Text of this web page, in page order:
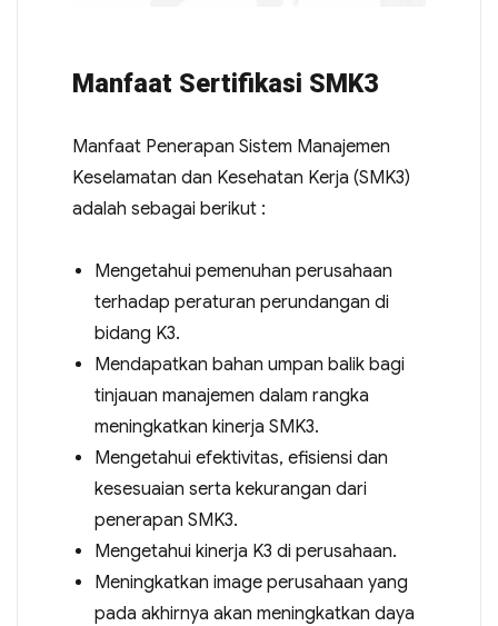
Manfaat Sertifikasi SMK3
Manfaat Penerapan Sistem Manajemen
Keselamatan dan Kesehatan Kerja (SMK3)
adalah sebagai berikut :
Mengetahui pemenuhan perusahaan
terhadap peraturan perundangan di
bidang K3.
Mendapatkan bahan umpan balik bagi
tinjauan manajemen dalam rangka
meningkatkan kinerja SMK3.
Mengetahui efektivitas, efisiensi dan
kesesuaian serta kekurangan dari
penerapan SMK3.
Mengetahui kinerja K3 di perusahaan.
Meningkatkan image perusahaan yang
pada akhirnya akan meningkatkan daya